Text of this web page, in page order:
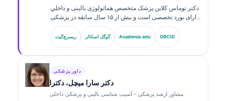
دکتر توماس کلاین پزشک متخصص هماتولوژی بالینی و داخلیِ
دارای بورد تخصصی است و بیش از ۱۵ سال سابقه در پزشکی
آزمایشگاهی و تحلیل‌های بالینیِ مبتنی بر هوش مصنوعی دارد.
ایشان به‌عنوان مدیر ارشد پزشکی در Kantesti AI، نظارت
بالینی بر صحت پزشکی شبکه عصبی اختصاصی را فراهم
ریسرچ‌گیت گوگل اسکالر Academia.edu ORCID
داور پزشکی
دکتر سارا میچل، دکترا
مشاور ارشد پزشکی - آسیب شناسی بالینی و پزشکی داخلی